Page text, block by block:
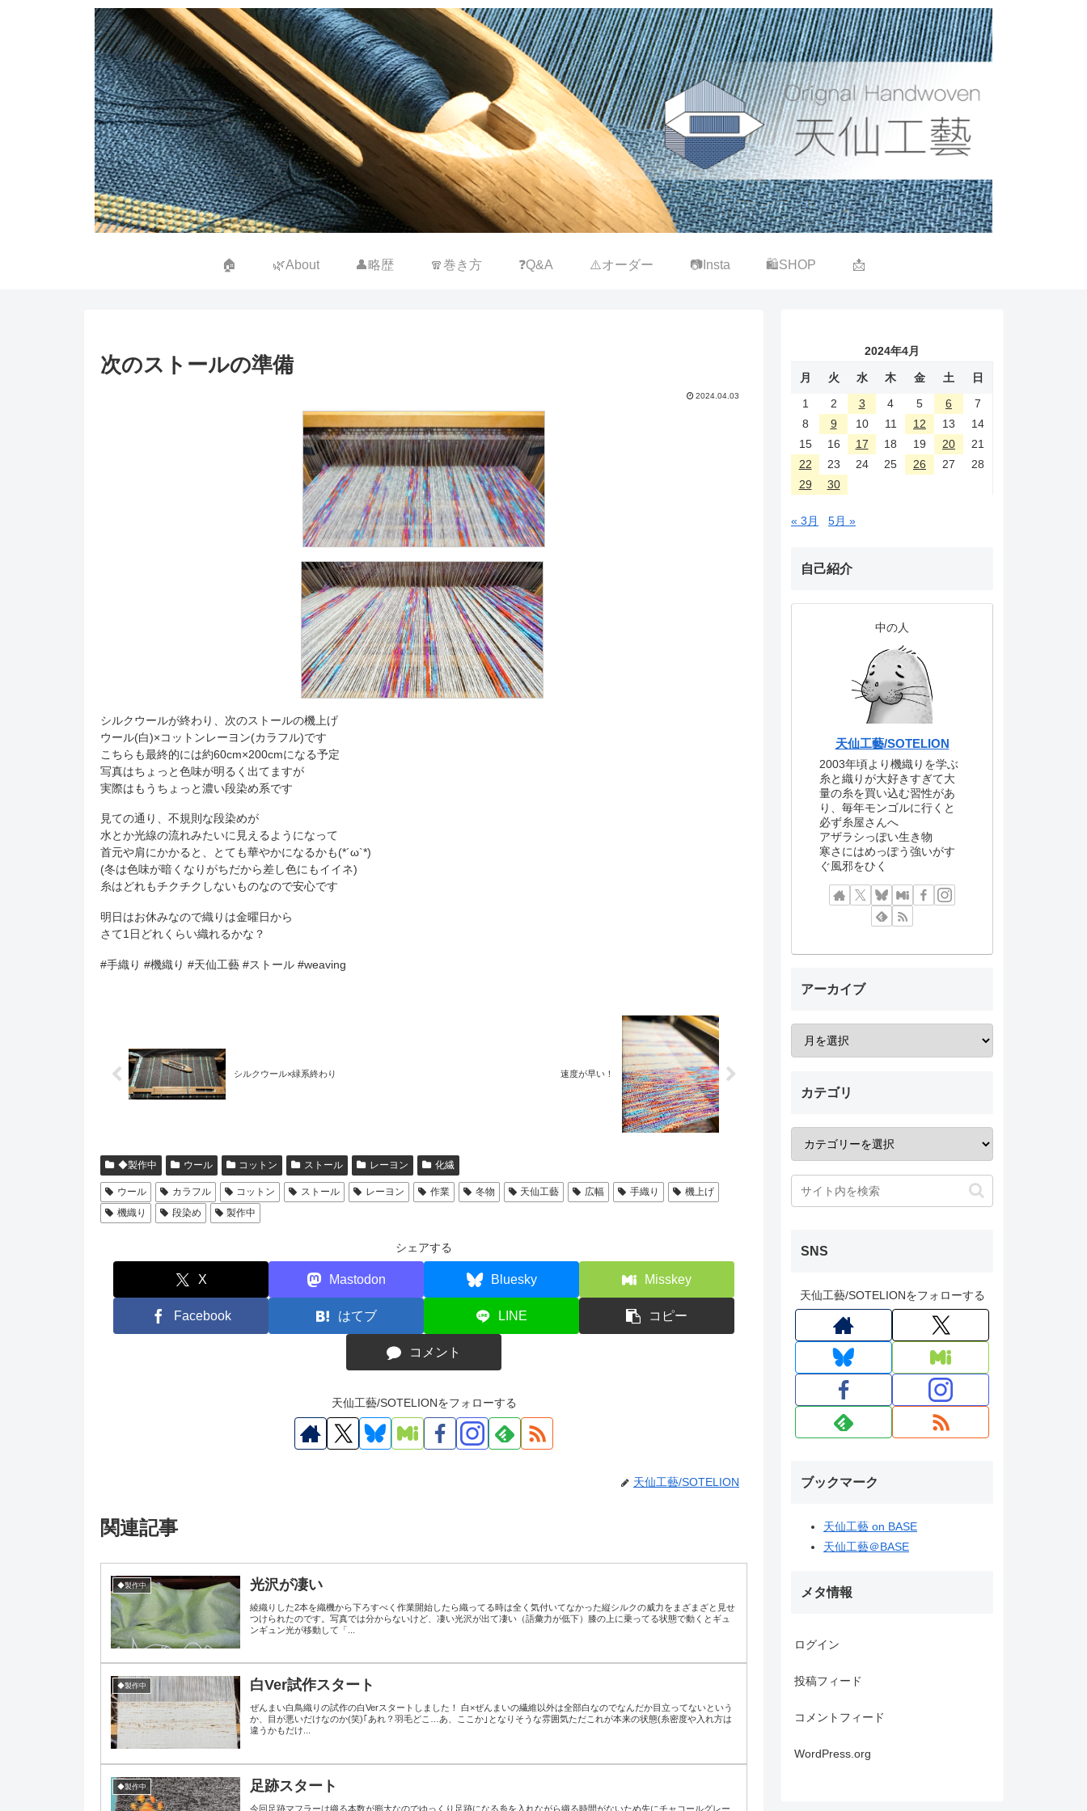
🏠 🌿About 👤略歴 🧣巻き方 ❓Q&A ⚠️オーダー 📷Insta 🛍SHOP 📩
次のストールの準備
2024.04.03
シルクウールが終わり、次のストールの機上げ
ウール(白)×コットンレーヨン(カラフル)です
こちらも最終的には約60cm×200cmになる予定
写真はちょっと色味が明るく出てますが
実際はもうちょっと濃い段染め系です
見ての通り、不規則な段染めが
水とか光線の流れみたいに見えるようになって
首元や肩にかかると、とても華やかになるかも(*´ω`*)
(冬は色味が暗くなりがちだから差し色にもイイネ)
糸はどれもチクチクしないものなので安心です
明日はお休みなので織りは金曜日から
さて1日どれくらい織れるかな？
#手織り #機織り #天仙工藝 #ストール #weaving
シルクウール×緑系終わり 速度が早い！
◆製作中 ウール コットン ストール レーヨン 化繊
ウール カラフル コットン ストール レーヨン 作業 冬物 天仙工藝 広幅 手織り
機上げ
機織り
段染め 製作中
シェアする
X Mastodon Bluesky Misskey
Facebook はてブ LINE コピー
コメント
天仙工藝/SOTELIONをフォローする
天仙工藝/SOTELION
関連記事
◆製作中 光沢が凄い
綾織りした2本を織機から下ろすべく作業開始したら織ってる時は全く気付いてなかった縦シルクの威力をまざまざと見せ
つけられたのです。写真では分からないけど、凄い光沢が出て凄い（語彙力が低下）膝の上に乗ってる状態で動くとギュ
ンギュン光が移動して「...
◆製作中 白Ver試作スタート
ぜんまい白鳥織りの試作の白Verスタートしました！ 白×ぜんまいの繊維以外は全部白なのでなんだか目立ってないという
か、目が悪いだけなのか(笑)｢あれ？羽毛どこ…あ、ここか｣となりそうな雰囲気ただこれが本来の状態(糸密度や入れ方は
違うかもだけ...
◆製作中 足跡スタート
今回足跡マフラーは織る本数が膨大なのでゆっくり足跡になる糸を入れながら織る時間がないため先にチャコールグレー
2024年4月
月 火 水 木 金 土
日
1
2 3 4 5 6
7
8
9 10 11 12 13
14
15
16 17 18 19 20
21
22
23 24 25 26 27
28
29
30
« 3月 5月 »
自己紹介
中の人
天仙工藝/SOTELION
2003年頃より機織りを学ぶ
糸と織りが大好きすぎて大
量の糸を買い込む習性があ
り、毎年モンゴルに行くと
必ず糸屋さんへ
アザラシっぽい生き物
寒さにはめっぽう強いがす
ぐ風邪をひく
アーカイブ
カテゴリ
SNS
天仙工藝/SOTELIONをフォローする
ブックマーク
天仙工藝 on BASE
天仙工藝＠BASE
メタ情報
ログイン
投稿フィード
コメントフィード
WordPress.org